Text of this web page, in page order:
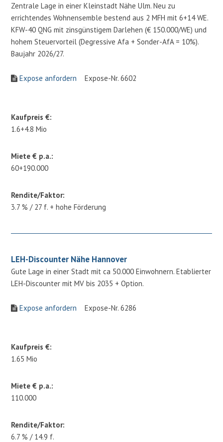
Zentrale Lage in einer Kleinstadt Nähe Ulm. Neu zu
errichtendes Wohnensemble bestend aus 2 MFH mit 6+14 WE.
KFW-40 QNG mit zinsgünstigem Darlehen (€ 150.000/WE) und
hohem Steuervorteil (Degressive Afa + Sonder-AfA = 10%).
Baujahr 2026/27.
Expose anfordern Expose-Nr. 6602
Kaufpreis €:
1.6+4.8 Mio
Miete € p.a.:
60+190.000
Rendite/Faktor:
3.7 % / 27 f. + hohe Förderung
LEH-Discounter Nähe Hannover
Gute Lage in einer Stadt mit ca 50.000 Einwohnern. Etablierter
LEH-Discounter mit MV bis 2035 + Option.
Expose anfordern Expose-Nr. 6286
Kaufpreis €:
1.65 Mio
Miete € p.a.:
110.000
Rendite/Faktor:
6.7 % / 14.9 f.